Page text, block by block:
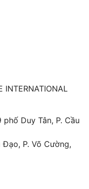
INTERNATIONAL
Duy Tân, P. Cầu
P. Võ Cường,